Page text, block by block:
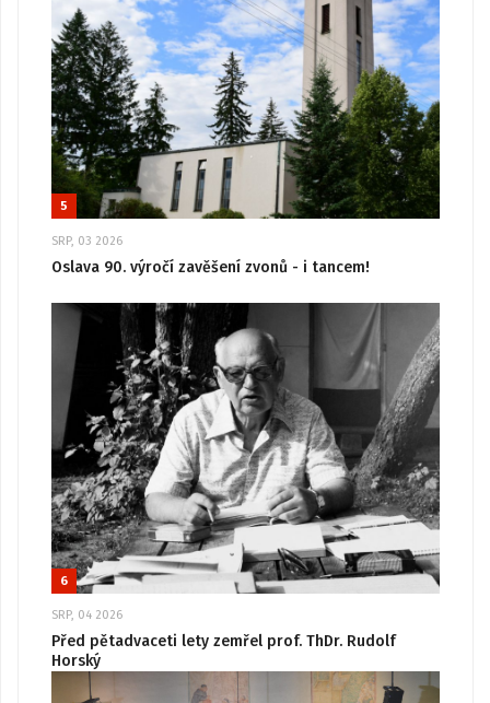
5
SRP, 03 2026
Oslava 90. výročí zavěšení zvonů - i tancem!
6
SRP, 04 2026
Před pětadvaceti lety zemřel prof. ThDr. Rudolf
Horský